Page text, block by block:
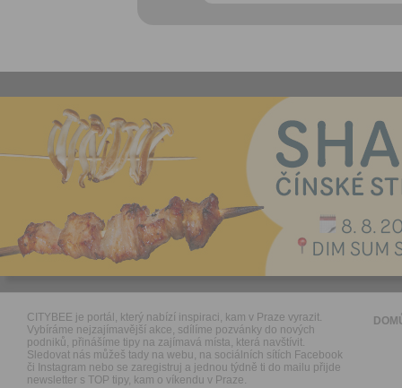
CITYBEE je portál, který nabízí inspiraci, kam v Praze vyrazit.
Vybíráme nejzajímavější akce, sdílíme pozvánky do nových
podniků, přinášíme tipy na zajímavá místa, která navštívit.
Sledovat nás můžeš tady na webu, na sociálních sítích Facebook
či Instagram nebo se zaregistruj a jednou týdně ti do mailu přijde
newsletter s TOP tipy, kam o víkendu v Praze.